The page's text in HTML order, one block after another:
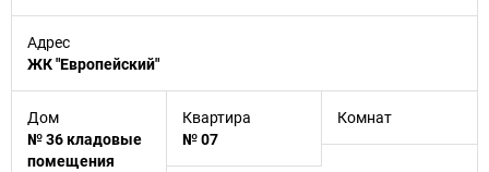
Адрес
ЖК "Европейский"
Дом
№ 36 кладовые
помещения
Квартира
№ 07
Комнат